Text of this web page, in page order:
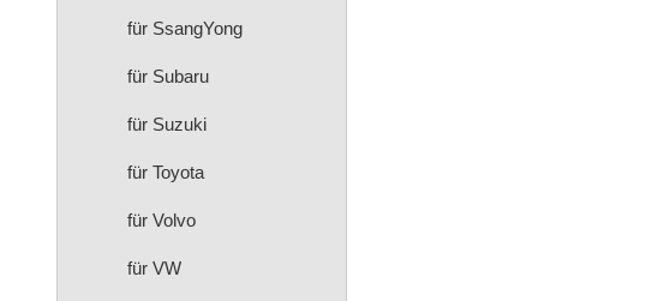
für SsangYong
für Subaru
für Suzuki
für Toyota
für Volvo
für VW